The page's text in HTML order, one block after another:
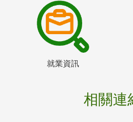
就業資訊
相關連